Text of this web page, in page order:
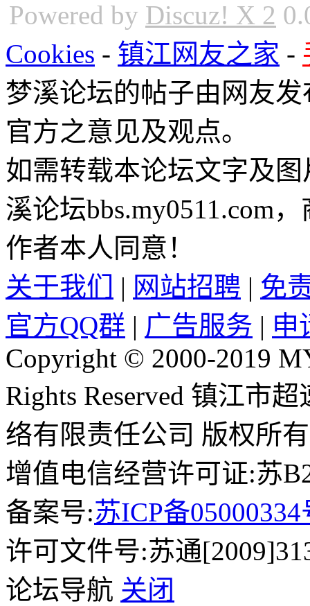
Powered by Discuz! X 2
Cookies - 镇江网友之家 -
梦溪论坛的帖子由网友
官方之意见及观点。
如需转载本论坛文字及
溪论坛bbs.my0511.com
作者本人同意！
关于我们
| 网站招聘 | 免
官方QQ群 | 广告服务 | 申
Copyright © 2000-2019
Rights Reserved 镇江市
络有限责任公司 版权所有
增值电信经营许可证:苏
备案号:苏ICP备05000334
许可文件号:苏通
论坛导航 关闭